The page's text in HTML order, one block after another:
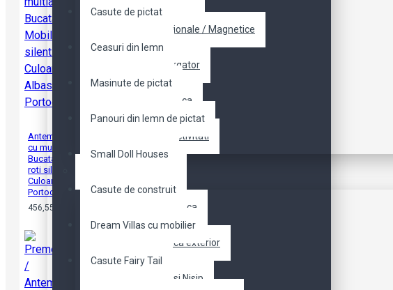
Jocuri Educationale / Magnetice
Pre - Antemergator
Saltelute de joaca
Centre joaca activitati
Complexe de joaca
Casute de joaca exterior
Gradina Plaje si Nisip
Casute de pictat
Ceasuri din lemn
Masinute de pictat
Panouri din lemn de pictat
Small Doll Houses
Casute de construit
Dream Villas cu mobilier
Casute Fairy Tail
Antemergator din lemn
cu multiactivitati
Bucatarile Mobila cu
roti silentioase -
Culoare Albastru-
Portocaliu
456,55 RON